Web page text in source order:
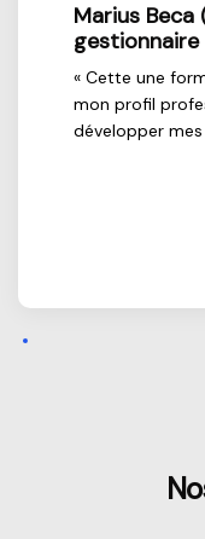
Marius Beca
gestionnaire
« Cette une
mon profil
développer